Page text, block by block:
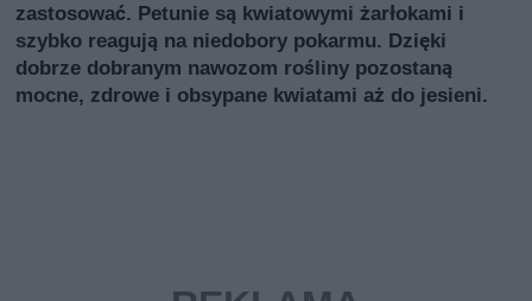
zastosować. Petunie są kwiatowymi żarłokami i
szybko reagują na niedobory pokarmu. Dzięki
dobrze dobranym nawozom rośliny pozostaną
mocne, zdrowe i obsypane kwiatami aż do jesieni.